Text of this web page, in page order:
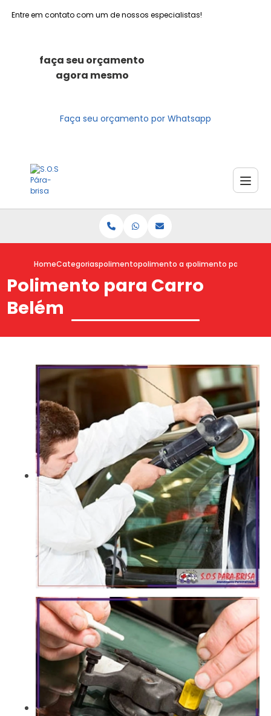
Entre em contato com um de nossos especialistas!
faça seu orçamento
agora mesmo
Faça seu orçamento por Whatsapp
HomeCategoriaspolimentopolimento a domiciliopolimento para carro
Polimento para Carro
Belém